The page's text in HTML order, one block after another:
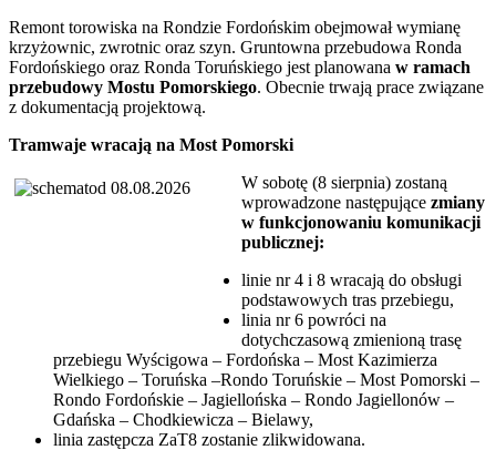
Remont torowiska na Rondzie Fordońskim obejmował wymianę
krzyżownic, zwrotnic oraz szyn. Gruntowna przebudowa Ronda
Fordońskiego oraz Ronda Toruńskiego jest planowana w ramach
przebudowy Mostu Pomorskiego. Obecnie trwają prace związane
z dokumentacją projektową.
Tramwaje wracają na Most Pomorski
W sobotę (8 sierpnia) zostaną
wprowadzone następujące zmiany
w funkcjonowaniu komunikacji
publicznej:
linie nr 4 i 8 wracają do obsługi
podstawowych tras przebiegu,
linia nr 6 powróci na
dotychczasową zmienioną trasę
przebiegu Wyścigowa – Fordońska – Most Kazimierza
Wielkiego – Toruńska –Rondo Toruńskie – Most Pomorski –
Rondo Fordońskie – Jagiellońska – Rondo Jagiellonów –
Gdańska – Chodkiewicza – Bielawy,
linia zastępcza ZaT8 zostanie zlikwidowana.